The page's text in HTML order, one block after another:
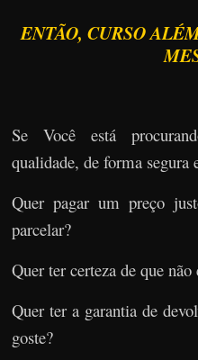
ENTÃO, CURSO
Se Você está
qualidade, de forma segura
Quer pagar um preço
parcelar?
Quer ter certeza de que
Quer ter a garantia de
goste?